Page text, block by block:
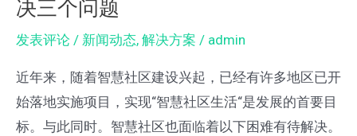
决三个问题
发表评论 / 新闻动态, 解决方案 / admin
近年来，随着智慧社区建设兴起，已经有许多地区已开
始落地实施项目，实现“智慧社区生活“是发展的首要目
标。与此同时。智慧社区也面临着以下困难有待解决。
慧
的
建
设